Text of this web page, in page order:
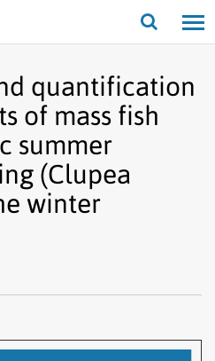
Opna/
quantification
of mass fish
summer
(Clupea
winter